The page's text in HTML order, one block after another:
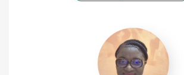
Nicoline
Nwenushi
Tumasang
Wazeh